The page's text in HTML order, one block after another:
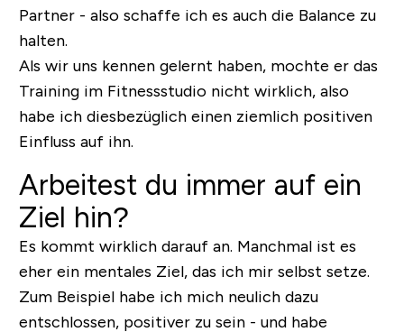
Partner - also schaffe ich es auch die Balance zu
halten.
Als wir uns kennen gelernt haben, mochte er das
Training im Fitnessstudio nicht wirklich, also
habe ich diesbezüglich einen ziemlich positiven
Einfluss auf ihn.
Arbeitest du immer auf ein
Ziel hin?
Es kommt wirklich darauf an. Manchmal ist es
eher ein mentales Ziel, das ich mir selbst setze.
Zum Beispiel habe ich mich neulich dazu
entschlossen, positiver zu sein - und habe